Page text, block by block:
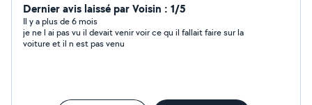
Dernier avis laissé par Voisin : 1/5
Il y a plus de 6 mois
je ne l ai pas vu il devait venir voir ce qu il fallait faire sur la
voiture et il n est pas venu